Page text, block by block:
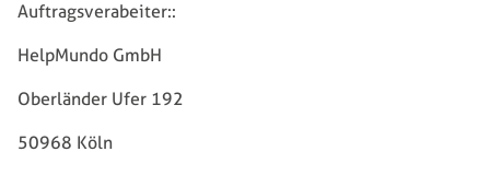
Auftragsverabeiter::
HelpMundo GmbH
Oberländer Ufer 192
50968 Köln